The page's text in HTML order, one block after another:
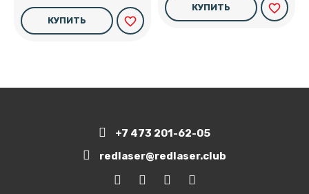
КУПИТЬ favorite_border
КУПИТЬ favorite_border
+7 473 201-62-05
redlaser@redlaser.club